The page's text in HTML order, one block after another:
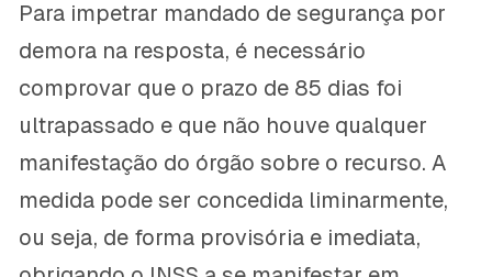
Para impetrar mandado de segurança por
demora na resposta, é necessário
comprovar que o prazo de 85 dias foi
ultrapassado e que não houve qualquer
manifestação do órgão sobre o recurso. A
medida pode ser concedida liminarmente,
ou seja, de forma provisória e imediata,